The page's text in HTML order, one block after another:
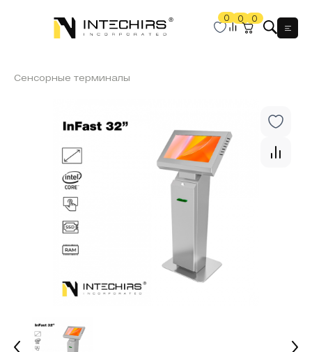
0 0 0
Сенсорные терминалы